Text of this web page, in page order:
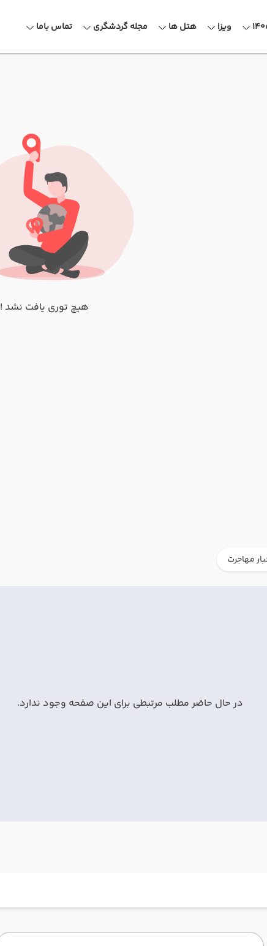
ویزا هتل ها مجله گردشگری تماس باما
هیچ توری یافت نشد !
مهاجرت
در حال حاضر مطلب مرتبطی برای این صفحه وجود ندارد.